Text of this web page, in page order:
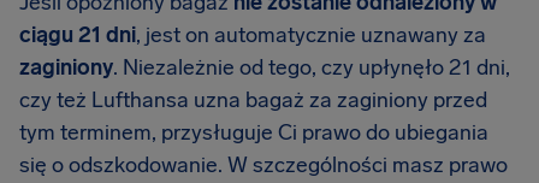
ciągu 21 dni, jest on automatycznie uznawany za
zaginiony. Niezależnie od tego, czy upłynęło 21 dni,
czy też Lufthansa uzna bagaż za zaginiony przed
tym terminem, przysługuje Ci prawo do ubiegania
się o odszkodowanie. W szczególności masz prawo